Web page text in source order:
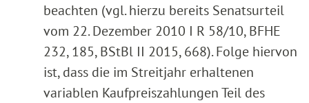
beachten (vgl. hierzu bereits Senatsurteil
vom 22. Dezember 2010 I R 58/10, BFHE
232, 185, BStBl II 2015, 668). Folge hiervon
ist, dass die im Streitjahr erhaltenen
variablen Kaufpreiszahlungen Teil des